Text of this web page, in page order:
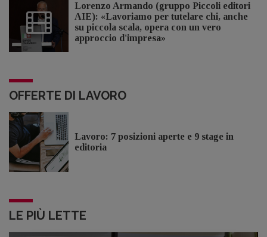
Lorenzo Armando (gruppo Piccoli editori
AIE): «Lavoriamo per tutelare chi, anche
su piccola scala, opera con un vero
approccio d'impresa»
OFFERTE DI LAVORO
Lavoro: 7 posizioni aperte e 9 stage in
editoria
LE PIÙ LETTE